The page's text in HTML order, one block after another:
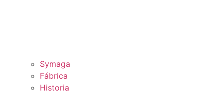
Symaga
Fábrica
Historia